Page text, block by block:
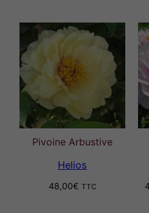
Pivoine Arbustive
Helios
48,00€ TTC